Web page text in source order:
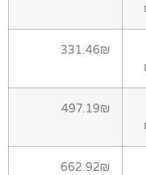
331.46₪
497.19₪
662.92₪